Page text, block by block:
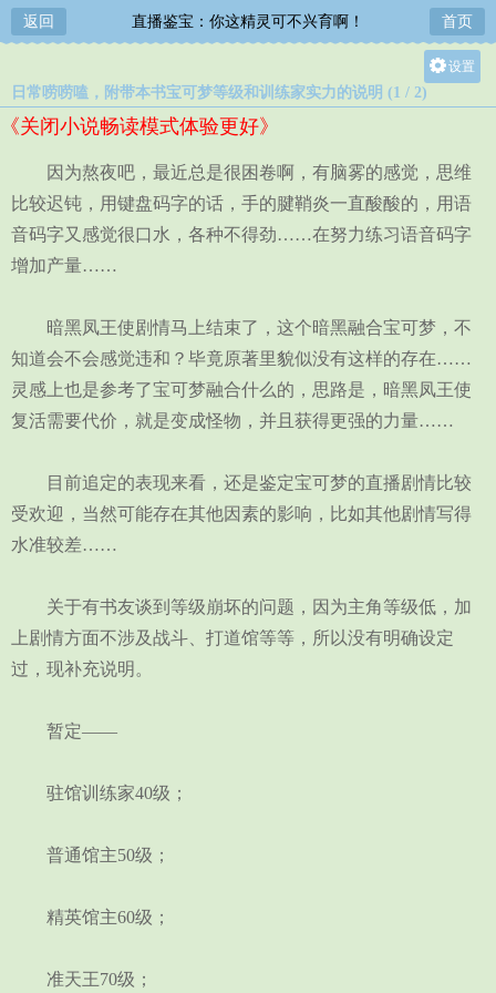
返回 直播鉴宝：你这精灵可不兴育啊！ 首页
设置
中
小
日常唠唠嗑，附带本书宝可梦等级和训练家实力的说明 (1 / 2)
《关闭小说畅读模式体验更好》
因为熬夜吧，最近总是很困卷啊，有脑雾的感觉，思维
比较迟钝，用键盘码字的话，手的腱鞘炎一直酸酸的，用语
音码字又感觉很口水，各种不得劲……在努力练习语音码字
增加产量……
暗黑凤王使剧情马上结束了，这个暗黑融合宝可梦，不
知道会不会感觉违和？毕竟原著里貌似没有这样的存在……
灵感上也是参考了宝可梦融合什么的，思路是，暗黑凤王使
复活需要代价，就是变成怪物，并且获得更强的力量……
目前追定的表现来看，还是鉴定宝可梦的直播剧情比较
受欢迎，当然可能存在其他因素的影响，比如其他剧情写得
水准较差……
关于有书友谈到等级崩坏的问题，因为主角等级低，加
上剧情方面不涉及战斗、打道馆等等，所以没有明确设定
过，现补充说明。
暂定——
驻馆训练家40级；
普通馆主50级；
精英馆主60级；
准天王70级；